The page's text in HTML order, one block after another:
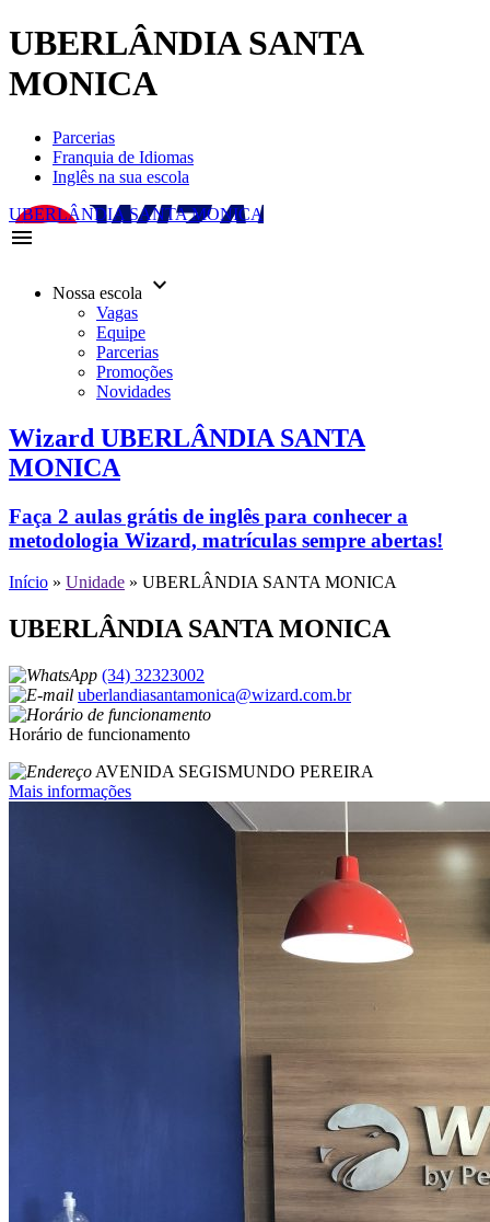
UBERLÂNDIA SANTA
MONICA
Parcerias
Franquia de Idiomas
Inglês na sua escola
UBERLÂNDIA SANTA MONICA
menu
Nossa escola keyboard_arrow_down
Vagas
Equipe
Parcerias
Promoções
Novidades
Wizard UBERLÂNDIA SANTA
MONICA
Faça 2 aulas grátis de inglês para conhecer a
metodologia Wizard, matrículas sempre abertas!
Início » Unidade » UBERLÂNDIA SANTA MONICA
UBERLÂNDIA SANTA MONICA
(34) 32323002
uberlandiasantamonica@wizard.com.br
Horário de funcionamento
AVENIDA SEGISMUNDO PEREIRA
Mais informações